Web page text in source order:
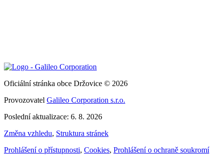
Oficiální stránka obce Držovice © 2026
Provozovatel Galileo Corporation s.r.o.
Poslední aktualizace: 6. 8. 2026
Změna vzhledu, Struktura stránek
Prohlášení o přístupnosti, Cookies, Prohlášení o ochraně soukromí